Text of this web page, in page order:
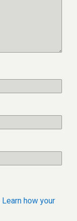
Learn how your